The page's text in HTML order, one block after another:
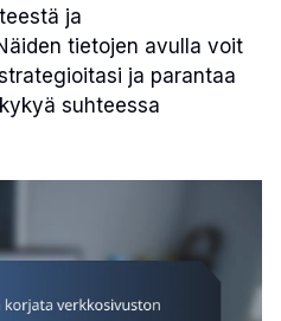
ja
tietojen avulla voit
ja parantaa
suhteessa